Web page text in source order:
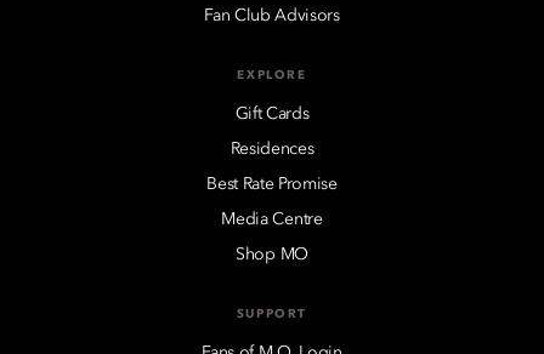
Fan Club Advisors
EXPLORE
Gift Cards
Residences
Best Rate Promise
Media Centre
Shop MO
SUPPORT